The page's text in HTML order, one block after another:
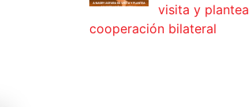
visita y plantea
cooperación bilateral